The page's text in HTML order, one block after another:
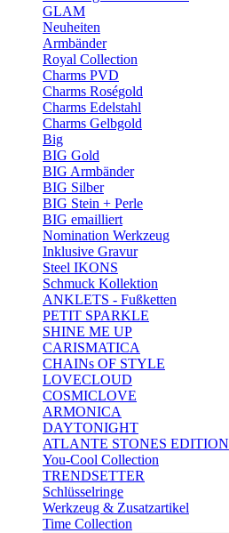
GLAM
Neuheiten
Armbänder
Royal Collection
Charms PVD
Charms Roségold
Charms Edelstahl
Charms Gelbgold
Big
BIG Gold
BIG Armbänder
BIG Silber
BIG Stein + Perle
BIG emailliert
Nomination Werkzeug
Inklusive Gravur
Steel IKONS
Schmuck Kollektion
ANKLETS - Fußketten
PETIT SPARKLE
SHINE ME UP
CARISMATICA
CHAINs OF STYLE
LOVECLOUD
COSMICLOVE
ARMONICA
DAYTONIGHT
ATLANTE STONES EDITION
You-Cool Collection
TRENDSETTER
Schlüsselringe
Werkzeug & Zusatzartikel
Time Collection